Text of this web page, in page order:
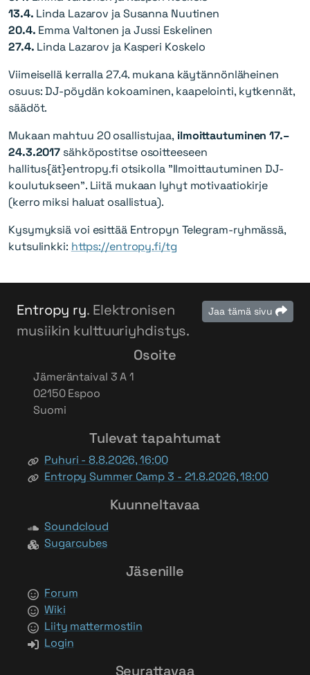
13.4. Linda Lazarov ja Susanna Nuutinen
20.4. Emma Valtonen ja Jussi Eskelinen
27.4. Linda Lazarov ja Kasperi Koskelo
Viimeisellä kerralla 27.4. mukana käytännönläheinen
osuus: DJ-pöydän kokoaminen, kaapelointi, kytkennät,
säädöt.
Mukaan mahtuu 20 osallistujaa, ilmoittautuminen 17.–
24.3.2017 sähköpostitse osoitteeseen
hallitus{ät}entropy.fi otsikolla ”Ilmoittautuminen DJ-
koulutukseen”. Liitä mukaan lyhyt motivaatiokirje
(kerro miksi haluat osallistua).
Kysymyksiä voi esittää Entropyn Telegram-ryhmässä,
kutsulinkki: https://entropy.fi/tg
Jaa tämä sivu
Entropy ry. Elektronisen
musiikin kulttuuriyhdistys.
Osoite
Jämeräntaival 3 A 1
02150 Espoo
Suomi
Tulevat tapahtumat
Puhuri - 8.8.2026, 16:00
Entropy Summer Camp 3 - 21.8.2026, 18:00
Kuunneltavaa
Soundcloud
Sugarcubes
Jäsenille
Forum
Wiki
Liity mattermostiin
Login
Seurattavaa